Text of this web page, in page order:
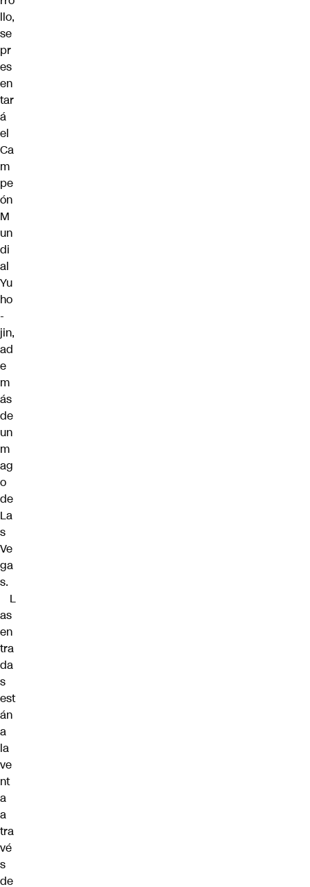
llo,
se
pr
es
en
tar
á
el
Ca
m
pe
ón
M
un
di
al
Yu
ho
-
jin,
ad
e
m
ás
de
un
m
ag
o
de
La
s
Ve
ga
s.
L
as
en
tra
da
s
est
án
a
la
ve
nt
a
a
tra
vé
s
de